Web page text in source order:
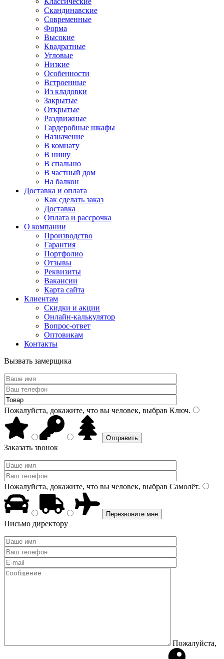
Скандинавские
Современные
Форма
Высокие
Квадратные
Угловые
Низкие
Особенности
Встроенные
Из кладовки
Закрытые
Открытые
Раздвижные
Гардеробные шкафы
Назначение
В комнату
В нишу
В спальню
В частный дом
На балкон
Доставка и оплата
Как сделать заказ
Доставка
Оплата и рассрочка
О компании
Производство
Гарантия
Портфолио
Отзывы
Реквизиты
Вакансии
Карта сайта
Клиентам
Скидки и акции
Онлайн-калькулятор
Вопрос-ответ
Оптовикам
Контакты
Вызвать замерщика
Пожалуйста, докажите, что вы человек, выбрав Ключ.
Заказать звонок
Пожалуйста, докажите, что вы человек, выбрав Самолёт.
Письмо директору
Пожалуйста,